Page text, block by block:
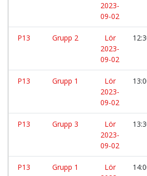
2023-
09-02
P13 Grupp 2
Lör
2023-
09-02
P13 Grupp 1
Lör
2023-
09-02
P13 Grupp 3
Lör
2023-
09-02
P13 Grupp 1
Lör